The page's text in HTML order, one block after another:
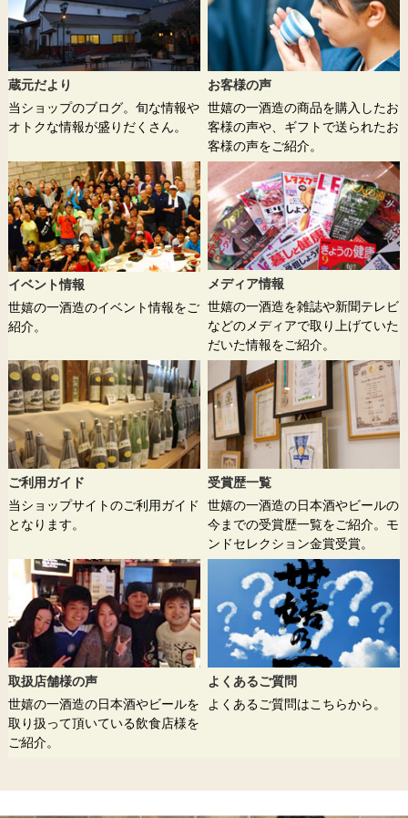
蔵元だより
当ショップのブログ。旬な情報や
オトクな情報が盛りだくさん。
お客様の声
世嬉の一酒造の商品を購入したお
客様の声や、ギフトで送られたお
客様の声をご紹介。
イベント情報
世嬉の一酒造のイベント情報をご
紹介。
メディア情報
世嬉の一酒造を雑誌や新聞テレビ
などのメディアで取り上げていた
だいた情報をご紹介。
ご利用ガイド
当ショップサイトのご利用ガイド
となります。
受賞歴一覧
世嬉の一酒造の日本酒やビールの
今までの受賞歴一覧をご紹介。モ
ンドセレクション金賞受賞。
取扱店舗様の声
世嬉の一酒造の日本酒やビールを
取り扱って頂いている飲食店様を
ご紹介。
よくあるご質問
よくあるご質問はこちらから。